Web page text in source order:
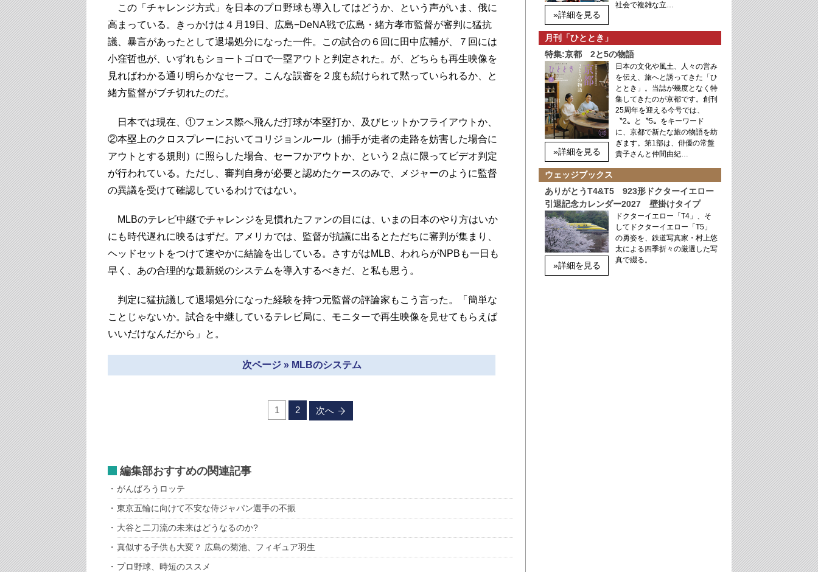
この「チャレンジ方式」を日本のプロ野球も導入してはどうか、という声がいま、俄に
高まっている。きっかけは４月19日、広島−DeNA戦で広島・緒方孝市監督が審判に猛抗
議、暴言があったとして退場処分になった一件。この試合の６回に田中広輔が、７回には
小窪哲也が、いずれもショートゴロで一塁アウトと判定された。が、どちらも再生映像を
見ればわかる通り明らかなセーフ。こんな誤審を２度も続けられて黙っていられるか、と
緒方監督がブチ切れたのだ。
日本では現在、①フェンス際へ飛んだ打球が本塁打か、及びヒットかフライアウトか、
②本塁上のクロスプレーにおいてコリジョンルール（捕手が走者の走路を妨害した場合に
アウトとする規則）に照らした場合、セーフかアウトか、という２点に限ってビデオ判定
が行われている。ただし、審判自身が必要と認めたケースのみで、メジャーのように監督
の異議を受けて確認しているわけではない。
MLBのテレビ中継でチャレンジを見慣れたファンの目には、いまの日本のやり方はいか
にも時代遅れに映るはずだ。アメリカでは、監督が抗議に出るとただちに審判が集まり、
ヘッドセットをつけて速やかに結論を出している。さすがはMLB、われらがNPBも一日も
早く、あの合理的な最新鋭のシステムを導入するべきだ、と私も思う。
判定に猛抗議して退場処分になった経験を持つ元監督の評論家もこう言った。「簡単な
ことじゃないか。試合を中継しているテレビ局に、モニターで再生映像を見せてもらえば
いいだけなんだから」と。
次ページ » MLBのシステム
1 2 次へ
編集部おすすめの関連記事
がんばろうロッテ
東京五輪に向けて不安な侍ジャパン選手の不振
大谷と二刀流の未来はどうなるのか?
真似する子供も大変？ 広島の菊池、フィギュア羽生
プロ野球、時短のススメ
»詳細を見る
社会で複雑な立…
月刊「ひととき」
特集:京都 2と5の物語
»詳細を見る
日本の文化や風土、人々の営み
を伝え、旅へと誘ってきた「ひ
ととき」。当誌が幾度となく特
集してきたのが京都です。創刊
25周年を迎える今号では、
〝2〟と〝5〟をキーワード
に、京都で新たな旅の物語を紡
ぎます。第1部は、俳優の常盤
貴子さんと仲間由紀…
ウェッジブックス
ありがとうT4&T5 923形ドクターイエロー
引退記念カレンダー2027 壁掛けタイプ
»詳細を見る
ドクターイエロー「T4」、そ
してドクターイエロー「T5」
の勇姿を、鉄道写真家・村上悠
太による四季折々の厳選した写
真で綴る。